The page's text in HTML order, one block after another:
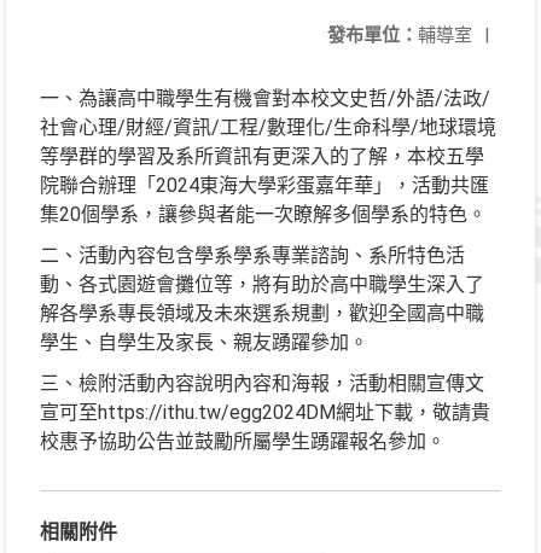
發布單位： 輔導室 |
一、為讓高中職學生有機會對本校文史哲/外語/法政/
社會心理/財經/資訊/工程/數理化/生命科學/地球環境
等學群的學習及系所資訊有更深入的了解，本校五學
院聯合辦理「2024東海大學彩蛋嘉年華」，活動共匯
集20個學系，讓參與者能一次瞭解多個學系的特色。
二、活動內容包含學系學系專業諮詢、系所特色活
動、各式園遊會攤位等，將有助於高中職學生深入了
解各學系專長領域及未來選系規劃，歡迎全國高中職
學生、自學生及家長、親友踴躍參加。
三、檢附活動內容說明內容和海報，活動相關宣傳文
宣可至https://ithu.tw/egg2024DM網址下載，敬請貴
校惠予協助公告並鼓勵所屬學生踴躍報名參加。
相關附件